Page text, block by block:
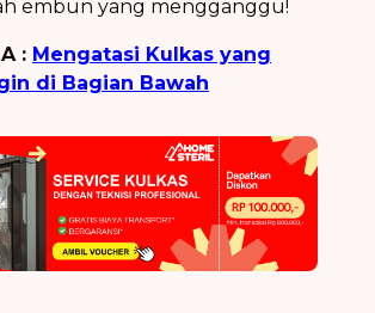
embun yang mengganggu!
: Mengatasi Kulkas yang
di Bagian Bawah